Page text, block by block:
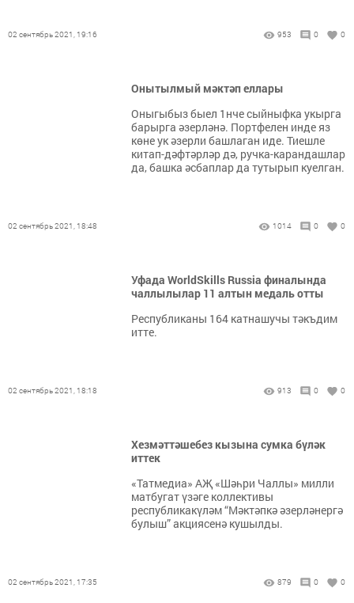
02 сентябрь 2021, 19:16 953 0 0
Онытылмый мәктәп еллары
Оныгыбыз быел 1нче сыйныфка укырга
барырга әзерләнә. Портфелен инде яз
көне ук әзерли башлаган иде. Тиешле
китап-дәфтәрләр дә, ручка-карандашлар
да, башка әсбаплар да тутырып куелган.
02 сентябрь 2021, 18:48 1014 0 0
Уфада WorldSkills Russia финалында
чаллылылар 11 алтын медаль отты
Республиканы 164 катнашучы тәкъдим
итте.
02 сентябрь 2021, 18:18 913 0 0
Хезмәттәшебез кызына сумка бүләк
иттек
«Татмедиа» АҖ «Шәһри Чаллы» милли
матбугат үзәге коллективы
республикакүләм “Мәктәпкә әзерләнергә
булыш” акциясенә кушылды.
02 сентябрь 2021, 17:35 879 0 0